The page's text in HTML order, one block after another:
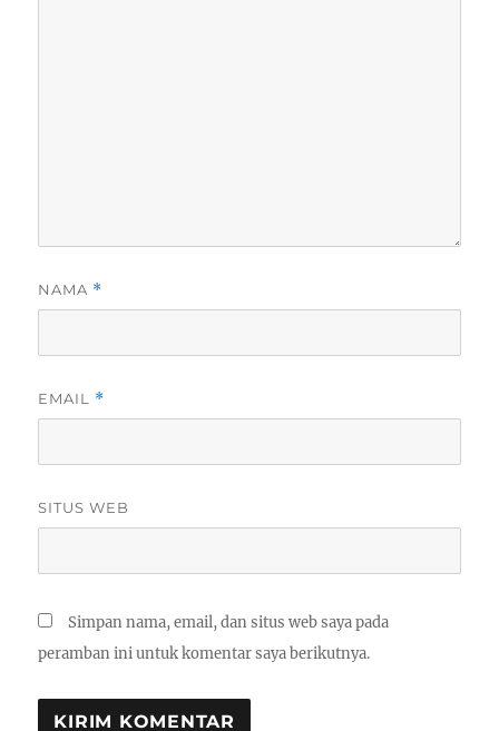
NAMA *
EMAIL *
SITUS WEB
Simpan nama, email, dan situs web saya pada
peramban ini untuk komentar saya berikutnya.